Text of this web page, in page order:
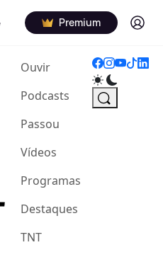
Premium Log in
Ouvir(current)
Podcasts
Passou
Vídeos
Programas
Destaques
TNT